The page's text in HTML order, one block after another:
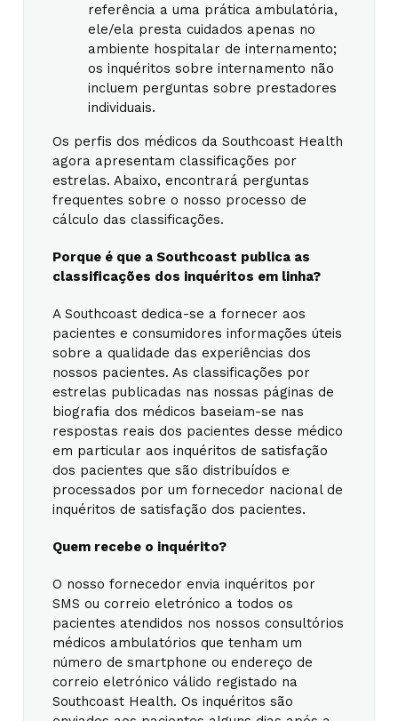
referência a uma prática ambulatória,
ele/ela presta cuidados apenas no
ambiente hospitalar de internamento;
os inquéritos sobre internamento não
incluem perguntas sobre prestadores
individuais.
Os perfis dos médicos da Southcoast Health
agora apresentam classificações por
estrelas. Abaixo, encontrará perguntas
frequentes sobre o nosso processo de
cálculo das classificações.
Porque é que a Southcoast publica as
classificações dos inquéritos em linha?
A Southcoast dedica-se a fornecer aos
pacientes e consumidores informações úteis
sobre a qualidade das experiências dos
nossos pacientes. As classificações por
estrelas publicadas nas nossas páginas de
biografia dos médicos baseiam-se nas
respostas reais dos pacientes desse médico
em particular aos inquéritos de satisfação
dos pacientes que são distribuídos e
processados por um fornecedor nacional de
inquéritos de satisfação dos pacientes.
Quem recebe o inquérito?
O nosso fornecedor envia inquéritos por
SMS ou correio eletrónico a todos os
pacientes atendidos nos nossos consultórios
médicos ambulatórios que tenham um
número de smartphone ou endereço de
correio eletrónico válido registado na
Southcoast Health. Os inquéritos são